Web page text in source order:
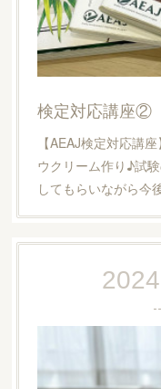
検定対応講座②
【AEAJ検定対応講
ウクリーム作り♪試
してもらいながら今